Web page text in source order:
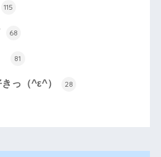
115
68
81
っ（^ε^） 28